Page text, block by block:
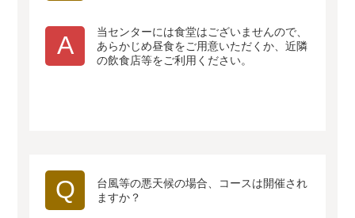
A
当センターには食堂はございませんので、
あらかじめ昼食をご用意いただくか、近隣
の飲食店等をご利用ください。
Q
台風等の悪天候の場合、コースは開催され
ますか？